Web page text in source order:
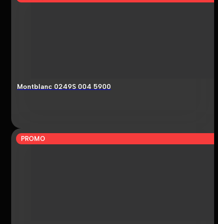
Montblanc 0249S 004 5900
PROMO